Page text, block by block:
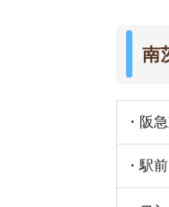
・大通り
・街灯が
南茨木